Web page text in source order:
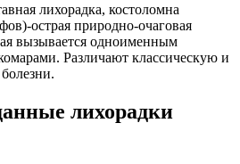
лихорадка, костоломна
острая природно-очаговая
вызывается одноименным
Различают классическую и
лихорадки